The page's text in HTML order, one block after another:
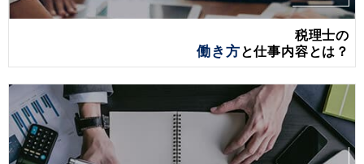
税理士の
働き方と仕事内容とは？